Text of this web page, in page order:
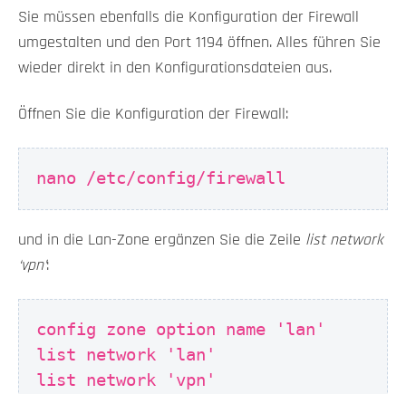
Sie müssen ebenfalls die Konfiguration der Firewall
umgestalten und den Port 1194 öffnen. Alles führen Sie
wieder direkt in den Konfigurationsdateien aus.
Öffnen Sie die Konfiguration der Firewall:
nano /etc/config/firewall
und in die Lan-Zone ergänzen Sie die Zeile list network
‘vpn’:
config zone option name 'lan'
list network 'lan'
list network 'vpn'